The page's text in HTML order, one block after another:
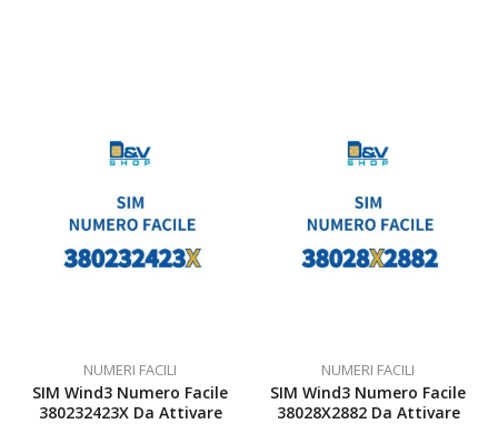
NUMERI FACILI
SIM Wind3 Numero Facile
380232423X Da Attivare
NUMERI FACILI
SIM Wind3 Numero Facile
38028X2882 Da Attivare